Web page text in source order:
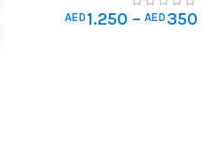
AED 350
–
AED 1.250